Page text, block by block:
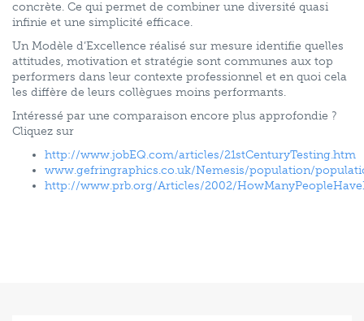
concrète. Ce qui permet de combiner une diversité quasi
infinie et une simplicité efficace.
Un Modèle d’Excellence réalisé sur mesure identifie quelles
attitudes, motivation et stratégie sont communes aux top
performers dans leur contexte professionnel et en quoi cela
les diffère de leurs collègues moins performants.
Intéressé par une comparaison encore plus approfondie ?
Cliquez sur
http://www.jobEQ.com/articles/21stCenturyTesting.htm
www.gefringraphics.co.uk/Nemesis/population/
http://www.prb.org/Articles/2002/